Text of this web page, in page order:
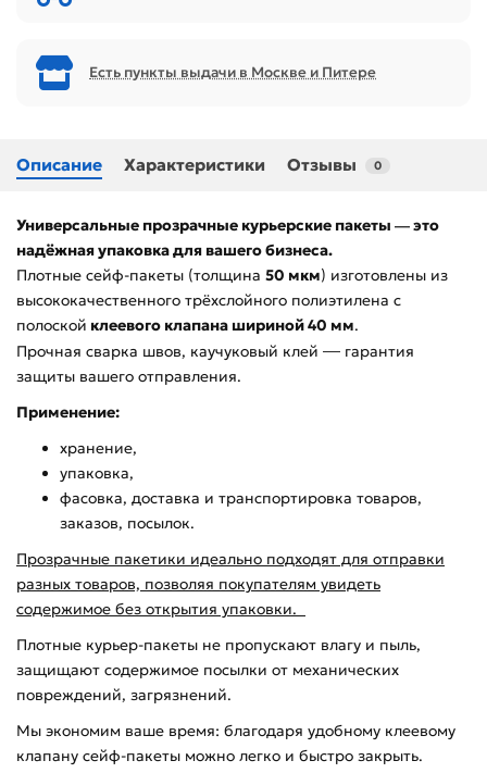
Есть пункты выдачи в Москве и Питере
Описание Характеристики Отзывы 0
Универсальные прозрачные курьерские пакеты —это
надёжная упаковка для вашего бизнеса.
Плотные сейф-пакеты (толщина 50 мкм) изготовлены из
высококачественного трёхслойного полиэтилена с
полоской клеевого клапана шириной 40 мм.
Прочная сварка швов, каучуковый клей — гарантия
защиты вашего отправления.
Применение:
хранение,
упаковка,
фасовка, доставка и транспортировка товаров,
заказов, посылок.
Прозрачные пакетики идеально подходят для отправки
разных товаров, позволяя покупателям увидеть
содержимое без открытия упаковки.
Плотные курьер-пакеты не пропускают влагу и пыль,
защищают содержимое посылки от механических
повреждений, загрязнений.
Мы экономим ваше время: благодаря удобному клеевому
клапану сейф-пакеты можно легко и быстро закрыть.